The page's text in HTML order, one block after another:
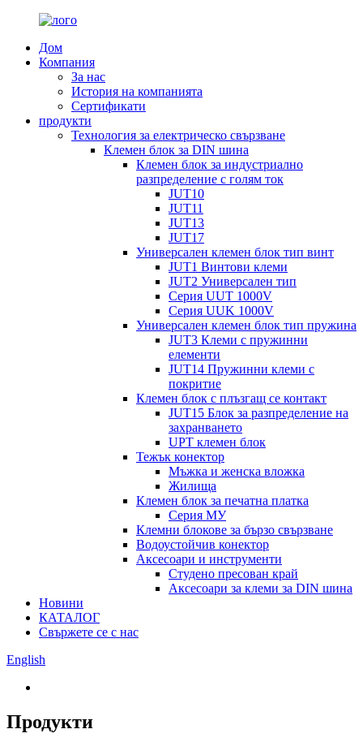
Дом
Компания
За нас
История на компанията
Сертификати
продукти
Технология за електрическо свързване
Клемен блок за DIN шина
Клемен блок за индустриално
разпределение с голям ток
JUT10
JUT11
JUT13
JUT17
Универсален клемен блок тип винт
JUT1 Винтови клеми
JUT2 Универсален тип
Серия UUT 1000V
Серия UUK 1000V
Универсален клемен блок тип пружина
JUT3 Клеми с пружинни
елементи
JUT14 Пружинни клеми с
покритие
Клемен блок с плъзгащ се контакт
JUT15 Блок за разпределение на
захранването
UPT клемен блок
Тежък конектор
Мъжка и женска вложка
Жилища
Клемен блок за печатна платка
Серия МУ
Клемни блокове за бързо свързване
Водоустойчив конектор
Аксесоари и инструменти
Студено пресован край
Аксесоари за клеми за DIN шина
Новини
КАТАЛОГ
Свържете се с нас
English
Продукти